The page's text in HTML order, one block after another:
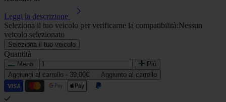
Leggi la descrizione
Seleziona il tuo veicolo per verificarne la compatibilità:Nessun
veicolo selezionato
Seleziona il tuo veicolo
Quantità
Meno
Più
Aggiungi al carrello - 39,00€ Aggiunto al carrello